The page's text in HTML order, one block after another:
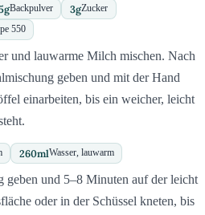
gBackpulver 3gZucker
550
und lauwarme Milch mischen. Nach
geben und mit der Hand
einarbeiten, bis ein weicher, leicht
260mlWasser, lauwarm
geben und 5–8 Minuten auf der leicht
oder in der Schüssel kneten, bis